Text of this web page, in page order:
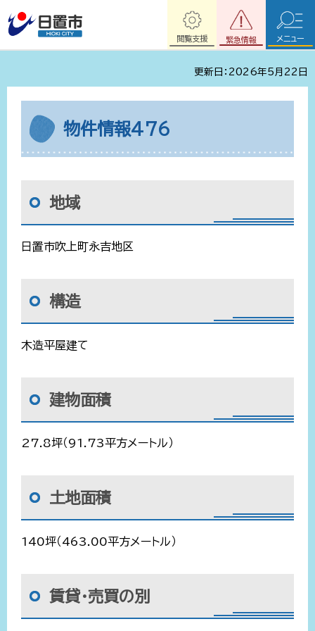
緊急情報
閲覧支援 メニュー
更新日：2026年5月22日
物件情報476​​​
地域
日置市吹上町永吉地区
構造
木造平屋建て
建物面積
27.8坪（91.73平方メートル）
土地面積
140坪（463.00平方メートル）
賃貸・売買の別